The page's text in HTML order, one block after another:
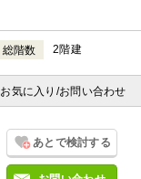
総階数 2階建
お気に入り /お問い合わせ
あとで検討する